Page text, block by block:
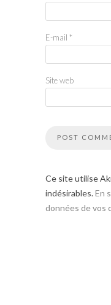
E-mail *
Site web
Ce site utilise
indésirables.En
données de vos